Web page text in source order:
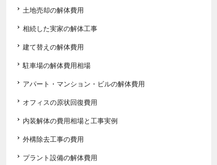
土地売却の解体費用
相続した実家の解体工事
建て替えの解体費用
駐車場の解体費用相場
アパート・マンション・ビルの解体費用
オフィスの原状回復費用
内装解体の費用相場と工事実例
外構除去工事の費用
プラント設備の解体費用